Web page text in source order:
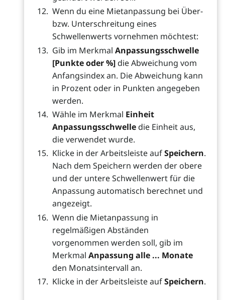
Wenn du eine Mietanpassung bei Über-
bzw. Unterschreitung eines
Schwellenwerts vornehmen möchtest:
Gib im Merkmal Anpassungsschwelle
[Punkte oder %]die Abweichung vom
Anfangsindex an. Die Abweichung kann
in Prozent oder in Punkten angegeben
werden.
Wähle im Merkmal Einheit
Anpassungsschwelledie Einheit aus,
die verwendet wurde.
Klicke in der Arbeitsleiste aufSpeichern.
Nach dem Speichern werden der obere
und der untere Schwellenwert für die
Anpassung automatisch berechnet und
angezeigt.
Wenn die Mietanpassung in
regelmäßigen Abständen
vorgenommen werden soll, gib im
Merkmal Anpassung alle ... Monate
den Monatsintervall an.
Klicke in der Arbeitsleiste aufSpeichern.